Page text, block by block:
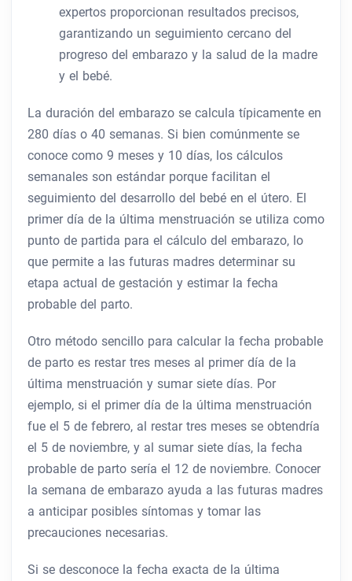
expertos proporcionan resultados precisos,
garantizando un seguimiento cercano del
progreso del embarazo y la salud de la madre
y el bebé.
La duración del embarazo se calcula típicamente en
280 días o 40 semanas. Si bien comúnmente se
conoce como 9 meses y 10 días, los cálculos
semanales son estándar porque facilitan el
seguimiento del desarrollo del bebé en el útero. El
primer día de la última menstruación se utiliza como
punto de partida para el cálculo del embarazo, lo
que permite a las futuras madres determinar su
etapa actual de gestación y estimar la fecha
probable del parto.
Otro método sencillo para calcular la fecha probable
de parto es restar tres meses al primer día de la
última menstruación y sumar siete días. Por
ejemplo, si el primer día de la última menstruación
fue el 5 de febrero, al restar tres meses se obtendría
el 5 de noviembre, y al sumar siete días, la fecha
probable de parto sería el 12 de noviembre. Conocer
la semana de embarazo ayuda a las futuras madres
a anticipar posibles síntomas y tomar las
precauciones necesarias.
Si se desconoce la fecha exacta de la última